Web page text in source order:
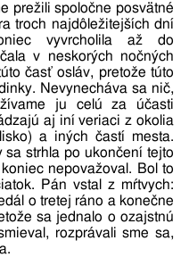
prežili spoločne posvätné
troch najdôležitejších dní
vyvrcholila až do
v neskorých nočných
časť osláv, pretože túto
Nevynecháva sa nič,
ju celú za účasti
aj iní veriaci z okolia
a iných častí mesta.
sa strhla po ukončení tejto
nepovažoval. Bol to
Pán vstal z mŕtvych:
o tretej ráno a konečne
sa jednalo o ozajstnú
rozprávali sme sa,